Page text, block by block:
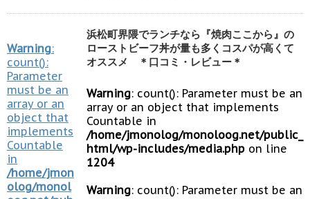
Warning:
count():
Parameter
must be an
array or an
object that
implements
Countable
in
/home/jmon
olog/monol
浜松町界隈でランチなら『焼肉ここから』の
ローストビーフ丼が量も多くコスパが高くて
オススメ ＊口コミ・レビュー＊
Warning: count(): Parameter must be an
array or an object that implements
Countable in
/home/jmonolog/monoloog.net/public_
html/wp-includes/media.php on line
1204
Warning: count(): Parameter must be an